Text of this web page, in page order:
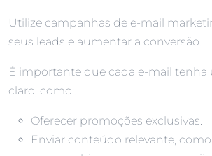
Utilize campanhas de e-mail
seus leads e aumentar a conversão.
É importante que cada e-mail
claro, como:.
Oferecer promoções exclusivas.
Enviar conteúdo relevante,